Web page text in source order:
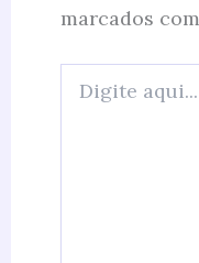
marcados com
aqui...